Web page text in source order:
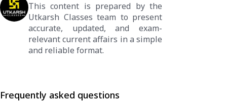
This content is prepared by the
Utkarsh Classes team to present
accurate, updated, and exam-
relevant current affairs in a simple
and reliable format.
Frequently asked questions